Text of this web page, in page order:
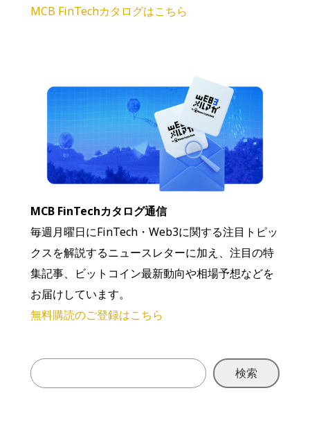
MCB FinTechカタログはこちら
MCB FinTechカタログ通信
毎週月曜日にFinTech・Web3に関する注目トピッ
クスを解説するニュースレターに加え、注目の特
集記事、ビットコイン最新動向や相場予想などを
お届けしています。
無料購読のご登録はこちら
検索